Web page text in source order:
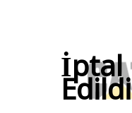
İptal
Edildi